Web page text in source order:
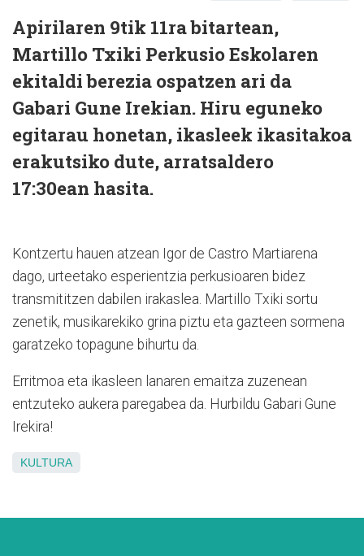
Apirilaren 9tik 11ra bitartean,
Martillo Txiki Perkusio Eskolaren
ekitaldi berezia ospatzen ari da
Gabari Gune Irekian. Hiru eguneko
egitarau honetan, ikasleek ikasitakoa
erakutsiko dute, arratsaldero
17:30ean hasita.
Kontzertu hauen atzean Igor de Castro Martiarena
dago, urteetako esperientzia perkusioaren bidez
transmititzen dabilen irakaslea. Martillo Txiki sortu
zenetik, musikarekiko grina piztu eta gazteen sormena
garatzeko topagune bihurtu da.
Erritmoa eta ikasleen lanaren emaitza zuzenean
entzuteko aukera paregabea da. Hurbildu Gabari Gune
Irekira!
KULTURA